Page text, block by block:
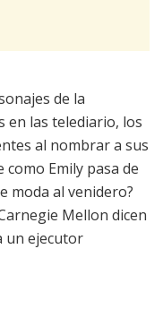
de la
en las telediario, los
al nombrar a sus
Emily pasa de
moda al venidero?
Mellon dicen
un ejecutor